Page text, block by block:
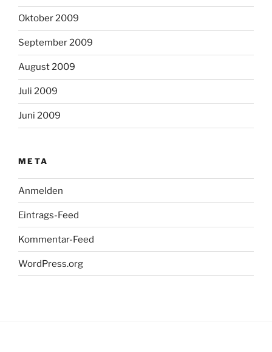
Oktober 2009
September 2009
August 2009
Juli 2009
Juni 2009
META
Anmelden
Eintrags-Feed
Kommentar-Feed
WordPress.org